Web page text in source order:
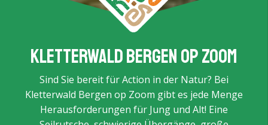
Kletterwald Bergen op Zoom
Sind Sie bereit für Action in der Natur? Bei
Kletterwald Bergen op Zoom gibt es jede Menge
Herausforderungen für Jung und Alt! Eine